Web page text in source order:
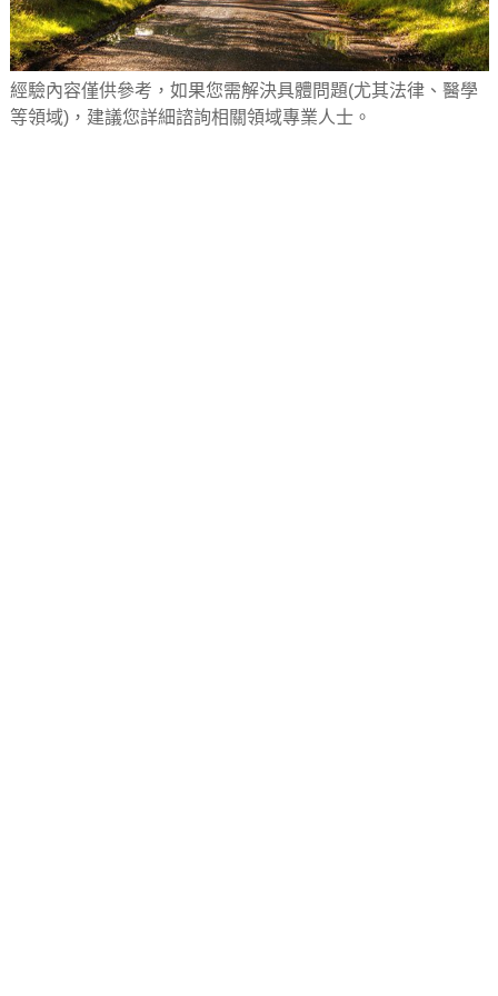
經驗內容僅供參考，如果您需解決具體問題(尤其法律、醫學
等領域)，建議您詳細諮詢相關領域專業人士。